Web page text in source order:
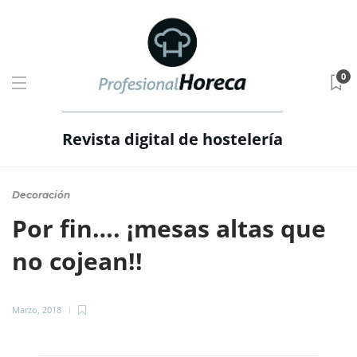
Revista digital de hostelería
0
Decoración
Por fin…. ¡mesas altas que
no cojean!!
Marzo, 2018